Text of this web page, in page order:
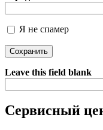
Я не спамер
Я спамер
Leave this field blank
Сервисный